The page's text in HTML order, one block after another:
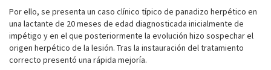
Por ello, se presenta un caso clínico típico de panadizo herpético en
una lactante de 20 meses de edad diagnosticada inicialmente de
impétigo y en el que posteriormente la evolución hizo sospechar el
origen herpético de la lesión. Tras la instauración del tratamiento
correcto presentó una rápida mejoría.